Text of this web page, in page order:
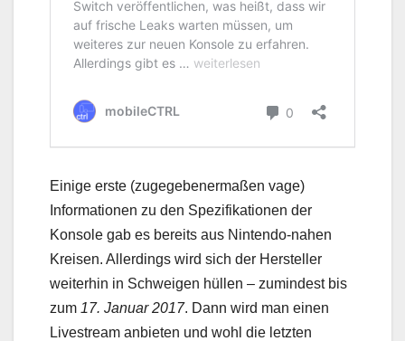
Einige erste (zugegebenermaßen vage)
Informationen zu den Spezifikationen der
Konsole gab es bereits aus Nintendo-nahen
Kreisen. Allerdings wird sich der Hersteller
weiterhin in Schweigen hüllen – zumindest bis
zum 17. Januar 2017. Dann wird man einen
Livestream anbieten und wohl die letzten